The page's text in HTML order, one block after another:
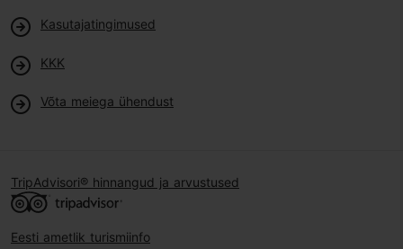
Kasutajatingimused
KKK
Võta meiega ühendust
TripAdvisori® hinnangud ja arvustused
Eesti ametlik turismiinfo